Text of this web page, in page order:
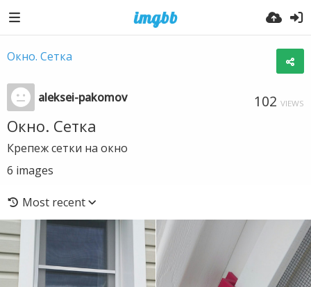
Окно. Сетка
aleksei-pakomov 102 VIEWS
Окно. Сетка
Крепеж сетки на окно
6 images
Most recent